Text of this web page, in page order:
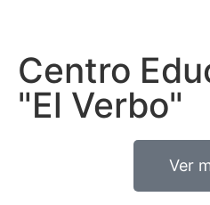
Centro
"El Verbo"
Ver